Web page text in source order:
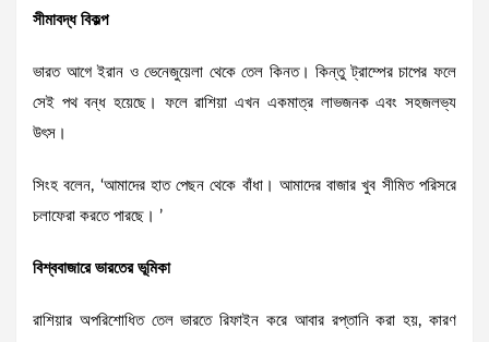
সীমাবদ্ধ বিকল্প
ভারত আগে ইরান ও ভেনেজুয়েলা থেকে তেল কিনত। কিন্তু ট্রাম্পের চাপের ফলে
সেই পথ বন্ধ হয়েছে। ফলে রাশিয়া এখন একমাত্র লাভজনক এবং সহজলভ্য
উৎস।
সিংহ বলেন, ‘আমাদের হাত পেছন থেকে বাঁধা। আমাদের বাজার খুব সীমিত পরিসরে
চলাফেরা করতে পারছে। ’
বিশ্ববাজারে ভারতের ভূমিকা
রাশিয়ার অপরিশোধিত তেল ভারতে রিফাইন করে আবার রপ্তানি করা হয়, কারণ